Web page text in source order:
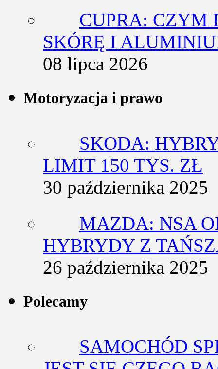
CUPRA: CZYM
SKÓRĘ I
08 lipca 2026
Motoryzacja i prawo
SKODA:
LIMIT 150 TYS. ZŁ
30 października 2025
MAZDA: NSA
HYBRYDY Z
26 października 2025
Polecamy
SAMOCHÓD